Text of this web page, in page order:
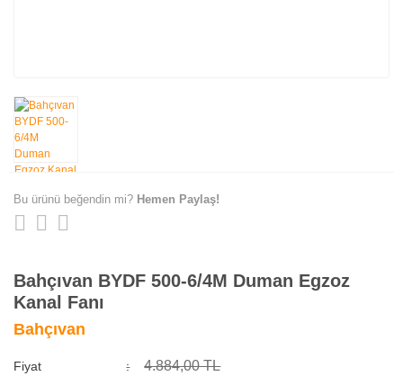
Bu ürünü beğendin mi? Hemen Paylaş!
Bahçıvan BYDF 500-6/4M Duman Egzoz
Kanal Fanı
Bahçıvan
Fiyat 4.884,00 TL